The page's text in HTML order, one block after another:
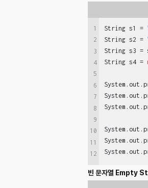
1
2
3
4
5
6
7
8
9
10
11
12
String s1 =
String s2 =
String s3 =
String s4 =
빈 문자열 Empty